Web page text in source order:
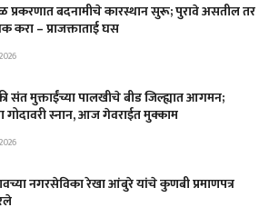
बदनामीचे कारस्थान सुरू; पुरावे असतील तर
करा – प्राजक्ताताई घस
संत मुक्ताईंच्या पालखीचे बीड जिल्ह्यात आगमन;
गोदावरी स्नान, आज गेवराईत मुक्काम
नगरसेविका रेखा आंबुरे यांचे कुणबी प्रमाणपत्र